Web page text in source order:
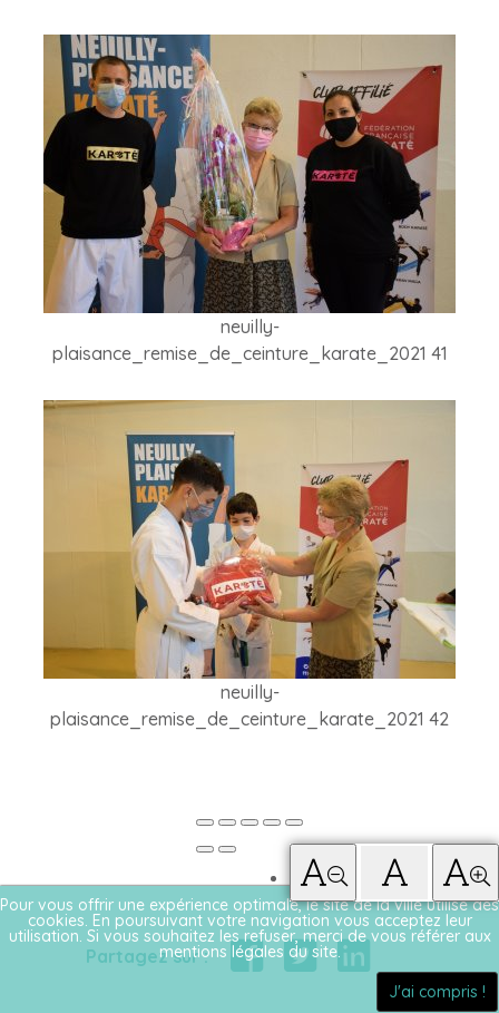
neuilly-
plaisance_remise_de_ceinture_karate_2021 41
neuilly-
plaisance_remise_de_ceinture_karate_2021 42
Partagez sur :
Pour vous offrir une expérience optimale, le site de la ville utilise des
cookies. En poursuivant votre navigation vous acceptez leur
utilisation. Si vous souhaitez les refuser, merci de vous référer aux
mentions légales du site.
J'ai compris !